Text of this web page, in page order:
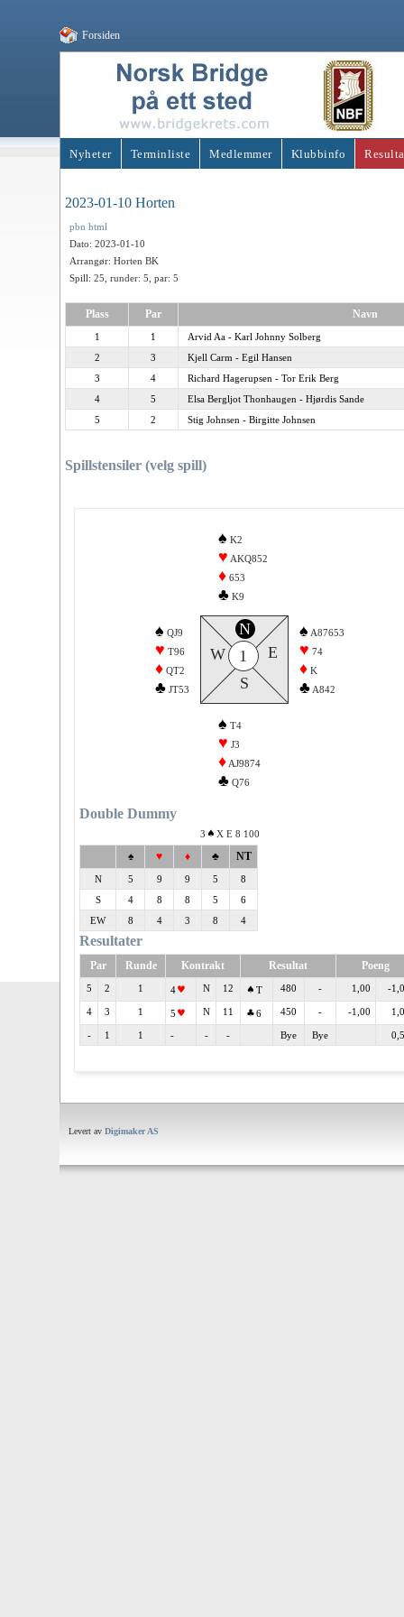
Forsiden
Nyheter Terminliste Medlemmer Klubbinfo
2023-01-10 Horten
pbn html
Dato: 2023-01-10
Arrangør: Horten BK
Spill: 25, runder: 5, par: 5
Plass Par Navn
1 1
Arvid Aa - Karl Johnny Solberg
2
3
Kjell Carm - Egil Hansen
3
4
Richard Hagerupsen - Tor Erik Berg
4
5
Elsa Bergljot Thonhaugen - Hjørdis Sande
5
2 Stig Johnsen - Birgitte Johnsen
Spillstensiler (velg spill)
♠ K2
♥ AKQ852
♦ 653
♣ K9
♠ QJ9
♥ T96
♦ QT2
♣ JT53
N
S
W E
1
♠ A87653
♥ 74
♦ K
♣ A842
♠ T4
♥ J3
♦ AJ9874
♣ Q76
Double Dummy
3 X E 8 100
♠ ♥ ♦ ♣ NT
N 5 9 9 5
8
S
4 8 8 5
6
EW
8 4 3 8 4
Resultater
Par Runde Kontrakt Resultat Poeng
5 2 1 4 N 12 T 480 - 1,00 -
4 3 1 5 N 11 6 450 - -1,00
- 1 1 - - - Bye Bye
Levert av Digimaker AS